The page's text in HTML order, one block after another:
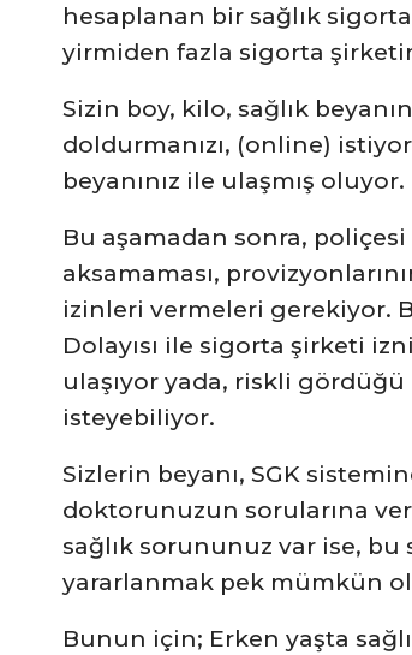
hesaplanan bir sağlık
yirmiden fazla sigorta
Sizin boy, kilo, sağlık
doldurmanızı, (online)
beyanınız ile ulaşmış oluyor.
Bu aşamadan sonra,
aksamaması,
izinleri vermeleri gerekiyor.
Dolayısı ile sigorta şirketi
ulaşıyor yada, riskli
isteyebiliyor.
Sizlerin beyanı, SGK
doktorunuzun sorularına
sağlık sorununuz var ise,
yararlanmak pek mümkün
Bunun için; Erken yaşta